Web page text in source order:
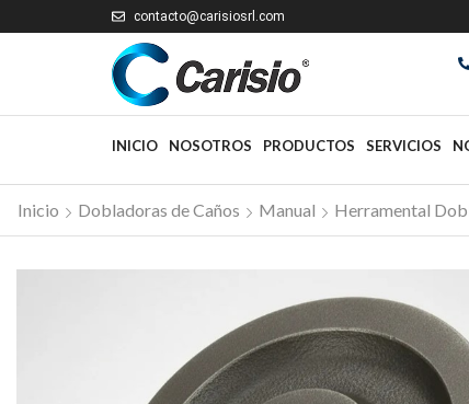
contacto@carisiosrl.com
INICIO NOSOTROS PRODUCTOS SERVICIOS
Inicio Dobladoras de Caños Manual Herramental